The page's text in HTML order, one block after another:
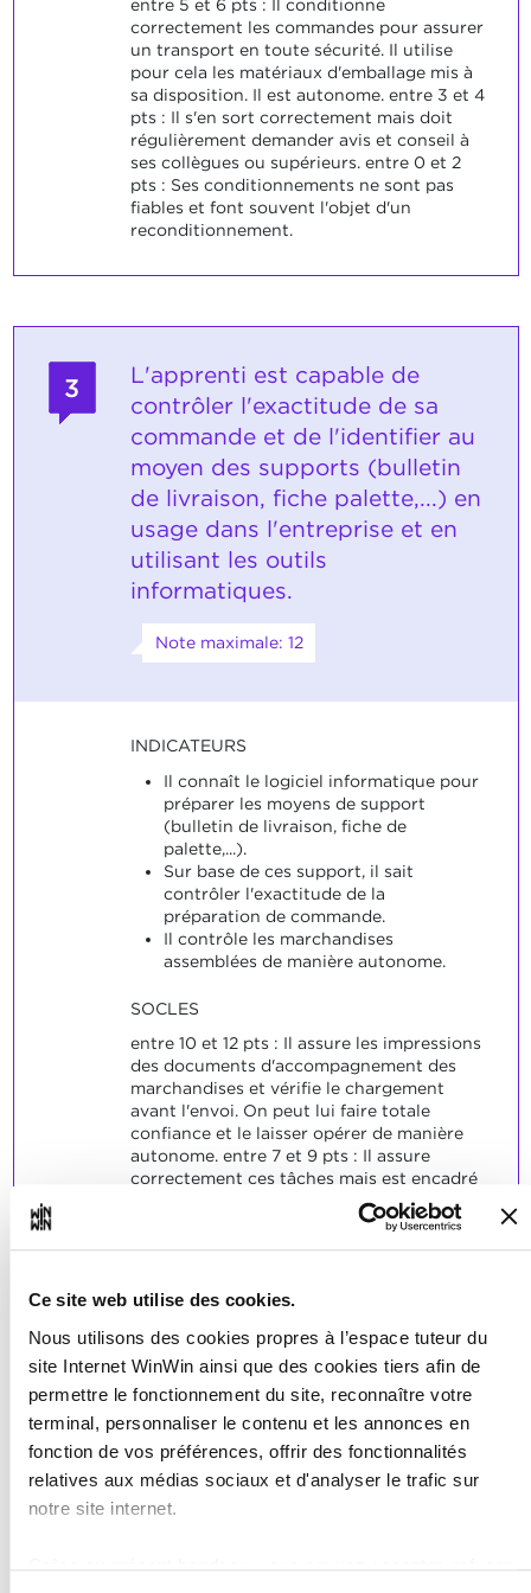
Ce site web utilise des cookies.
Nous utilisons des cookies propres à l’espace tuteur du
site Internet WinWin ainsi que des cookies tiers afin de
permettre le fonctionnement du site, reconnaître votre
terminal, personnaliser le contenu et les annonces en
fonction de vos préférences, offrir des fonctionnalités
relatives aux médias sociaux et d'analyser le trafic sur
notre site internet.
entre 5 et 6 pts : Il conditionne
correctement les commandes pour assurer
un transport en toute sécurité. Il utilise
pour cela les matériaux d'emballage mis à
sa disposition. Il est autonome. entre 3 et 4
pts : Il s'en sort correctement mais doit
régulièrement demander avis et conseil à
ses collègues ou supérieurs. entre 0 et 2
pts : Ses conditionnements ne sont pas
fiables et font souvent l'objet d'un
reconditionnement.
3
L'apprenti est capable de
contrôler l'exactitude de sa
commande et de l'identifier au
moyen des supports (bulletin
de livraison, fiche palette,...) en
usage dans l'entreprise et en
utilisant les outils
informatiques.
Note maximale: 12
INDICATEURS
Il connaît le logiciel informatique pour
préparer les moyens de support
(bulletin de livraison, fiche de
palette,...).
Sur base de ces support, il sait
contrôler l'exactitude de la
préparation de commande.
Il contrôle les marchandises
assemblées de manière autonome.
SOCLES
entre 10 et 12 pts : Il assure les impressions
des documents d'accompagnement des
marchandises et vérifie le chargement
avant l'envoi. On peut lui faire totale
confiance et le laisser opérer de manière
autonome. entre 7 et 9 pts : Il assure
correctement ces tâches mais est encadré
par l'équipe qui contrôle son travail en
validation finale 6 pts : Il exécute les
demandes de ses collègues ou
encore autorisé à travailler seul. entre 1 et
qu'assister ses collègues dans ces tâches. Il
doit encore apprendre à utiliser le logiciel
correctement. 0 pt : on ne peut pas
compter sur lui, et il ne sera visiblement
pas possible de le laisser un jour assurer
ces tâches